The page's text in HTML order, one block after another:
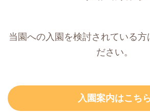
当園への入園を検討されている方
ださい。
入園案内はこちら